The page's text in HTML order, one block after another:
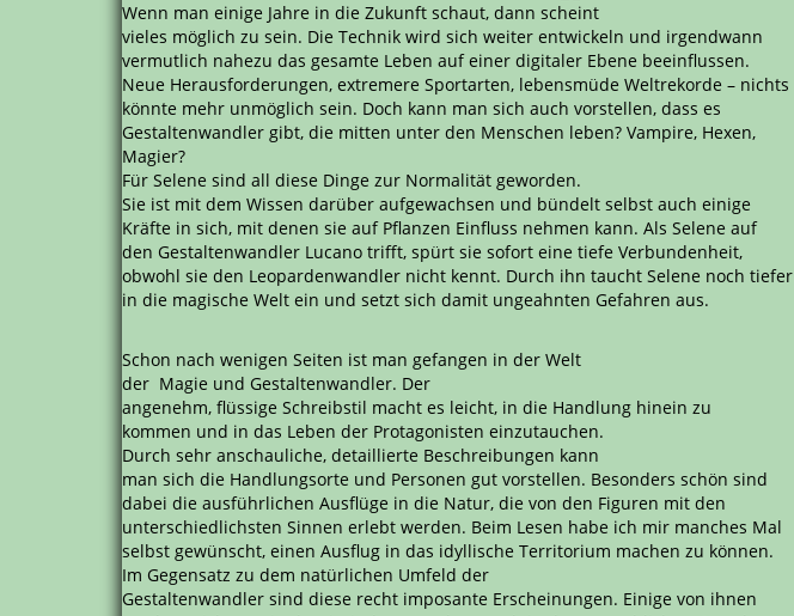
Wenn man einige Jahre in die Zukunft schaut, dann scheint
vieles möglich zu sein. Die Technik wird sich weiter entwickeln und irgendwann
vermutlich nahezu das gesamte Leben auf einer digitaler Ebene beeinflussen.
Neue Herausforderungen, extremere Sportarten, lebensmüde Weltrekorde – nichts
könnte mehr unmöglich sein. Doch kann man sich auch vorstellen, dass es
Gestaltenwandler gibt, die mitten unter den Menschen leben? Vampire, Hexen,
Magier?
Für Selene sind all diese Dinge zur Normalität geworden.
Sie ist mit dem Wissen darüber aufgewachsen und bündelt selbst auch einige
Kräfte in sich, mit denen sie auf Pflanzen Einfluss nehmen kann. Als Selene auf
den Gestaltenwandler Lucano trifft, spürt sie sofort eine tiefe Verbundenheit,
obwohl sie den Leopardenwandler nicht kennt. Durch ihn taucht Selene noch tiefer
in die magische Welt ein und setzt sich damit ungeahnten Gefahren aus.
Schon nach wenigen Seiten ist man gefangen in der Welt
der Magie und Gestaltenwandler. Der
angenehm, flüssige Schreibstil macht es leicht, in die Handlung hinein zu
kommen und in das Leben der Protagonisten einzutauchen.
Durch sehr anschauliche, detaillierte Beschreibungen kann
man sich die Handlungsorte und Personen gut vorstellen. Besonders schön sind
dabei die ausführlichen Ausflüge in die Natur, die von den Figuren mit den
unterschiedlichsten Sinnen erlebt werden. Beim Lesen habe ich mir manches Mal
selbst gewünscht, einen Ausflug in das idyllische Territorium machen zu können.
Im Gegensatz zu dem natürlichen Umfeld der
Gestaltenwandler sind diese recht imposante Erscheinungen. Einige von ihnen